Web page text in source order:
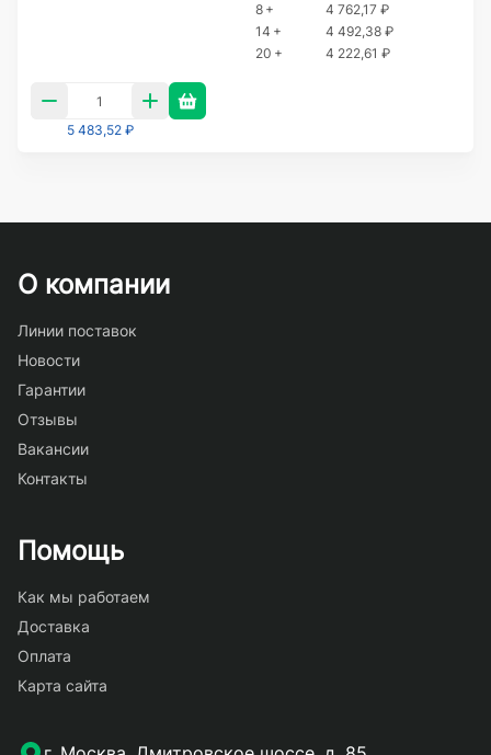
8 +
4 762,17 ₽
14 +
4 492,38 ₽
20 +
4 222,61 ₽
5 483,52 ₽
О компании
Линии поставок
Новости
Гарантии
Отзывы
Вакансии
Контакты
Помощь
Как мы работаем
Доставка
Оплата
Карта сайта